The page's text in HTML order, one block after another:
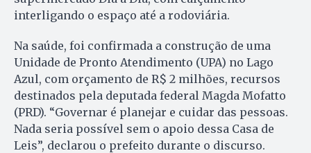
interligando o espaço até a rodoviária.
Na saúde, foi confirmada a construção de uma
Unidade de Pronto Atendimento (UPA) no Lago
Azul, com orçamento de R$ 2 milhões, recursos
destinados pela deputada federal Magda Mofatto
(PRD). “Governar é planejar e cuidar das pessoas.
Nada seria possível sem o apoio dessa Casa de
Leis”, declarou o prefeito durante o discurso.